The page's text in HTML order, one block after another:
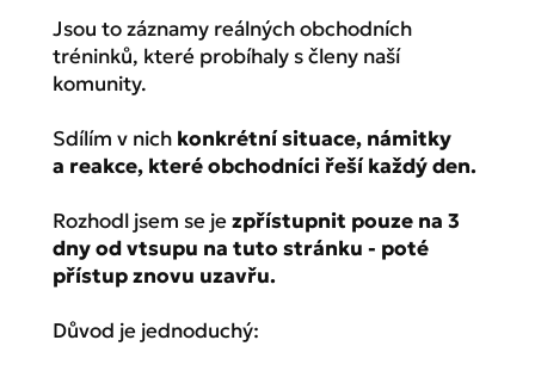
Jsou to záznamy reálných obchodních
tréninků, které probíhaly s členy naší
komunity.
Sdílím v nich konkrétní situace, námitky
a reakce, které obchodníci řeší každý den.
Rozhodl jsem se jezpřístupnit pouze na 3
dny od vtsupu na tuto stránku - poté
přístup znovu uzavřu.
Důvod je jednoduchý: